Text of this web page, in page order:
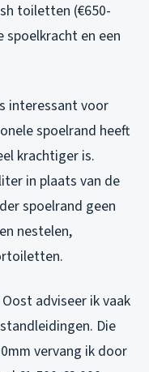
toiletten (€650-
spoelkracht en een
interessant voor
spoelrand heeft
krachtiger is.
in plaats van de
spoelrand geen
nestelen,
adviseer ik vaak
Die
vervang ik door